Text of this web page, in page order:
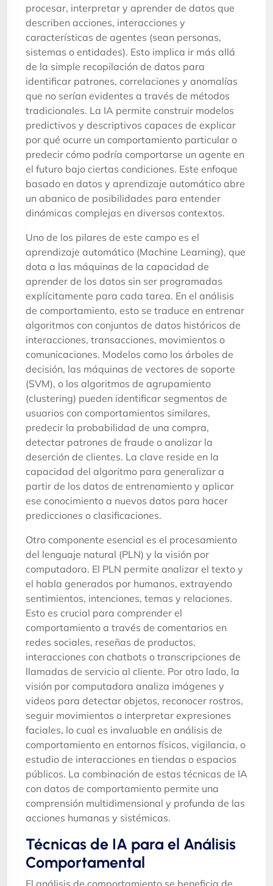
procesar, interpretar y aprender de datos que
describen acciones, interacciones y
características de agentes (sean personas,
sistemas o entidades). Esto implica ir más allá
de la simple recopilación de datos para
identificar patrones, correlaciones y anomalías
que no serían evidentes a través de métodos
tradicionales. La IA permite construir modelos
predictivos y descriptivos capaces de explicar
por qué ocurre un comportamiento particular o
predecir cómo podría comportarse un agente en
el futuro bajo ciertas condiciones. Este enfoque
basado en datos y aprendizaje automático abre
un abanico de posibilidades para entender
dinámicas complejas en diversos contextos.
Uno de los pilares de este campo es el
aprendizaje automático (Machine Learning), que
dota a las máquinas de la capacidad de
aprender de los datos sin ser programadas
explícitamente para cada tarea. En el análisis
de comportamiento, esto se traduce en entrenar
algoritmos con conjuntos de datos históricos de
interacciones, transacciones, movimientos o
comunicaciones. Modelos como los árboles de
decisión, las máquinas de vectores de soporte
(SVM), o los algoritmos de agrupamiento
(clustering) pueden identificar segmentos de
usuarios con comportamientos similares,
predecir la probabilidad de una compra,
detectar patrones de fraude o analizar la
deserción de clientes. La clave reside en la
capacidad del algoritmo para generalizar a
partir de los datos de entrenamiento y aplicar
ese conocimiento a nuevos datos para hacer
predicciones o clasificaciones.
Otro componente esencial es el procesamiento
del lenguaje natural (PLN) y la visión por
computadora. El PLN permite analizar el texto y
el habla generados por humanos, extrayendo
sentimientos, intenciones, temas y relaciones.
Esto es crucial para comprender el
comportamiento a través de comentarios en
redes sociales, reseñas de productos,
interacciones con chatbots o transcripciones de
llamadas de servicio al cliente. Por otro lado, la
visión por computadora analiza imágenes y
videos para detectar objetos, reconocer rostros,
seguir movimientos o interpretar expresiones
faciales, lo cual es invaluable en análisis de
comportamiento en entornos físicos, vigilancia, o
estudio de interacciones en tiendas o espacios
públicos. La combinación de estas técnicas de IA
con datos de comportamiento permite una
comprensión multidimensional y profunda de las
acciones humanas y sistémicas.
Técnicas de IA para el Análisis
Comportamental
El análisis de comportamiento se beneficia de